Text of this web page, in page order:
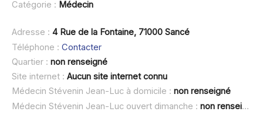
Catégorie : Médecin
Adresse : 4 Rue de la Fontaine, 71000 Sancé
Téléphone : Contacter
Quartier : non renseigné
Site internet : Aucun site internet connu
Médecin Stévenin Jean-Luc à domicile : non renseigné
Médecin Stévenin Jean-Luc ouvert dimanche : non renseigné